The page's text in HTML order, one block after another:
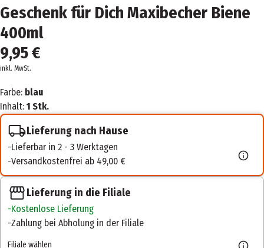
Geschenk für Dich Maxibecher Biene
400ml
9,95 €
inkl. MwSt.
Farbe: blau
Inhalt: 1 Stk.
Lieferung nach Hause
Lieferbar in 2 - 3 Werktagen
Versandkostenfrei ab 49,00 €
Lieferung in die Filiale
Kostenlose Lieferung
Zahlung bei Abholung in der Filiale
Filiale wählen